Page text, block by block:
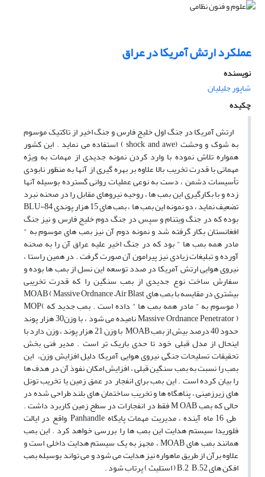
عملکرد ارتش آمریکا در عراق
نویسنده
شاپور جلیلیان
چکیده
ارتش آمریکا در جنگ اول خلیج فارس و جنگ اخیر از تاکتیک موسوم
به شوک و وحشت (shock and awe ) استفاده می نماید . این کشور
همواره تلاش نموده با وارد کردن نمونه جدیدی از مهمات به ویژه
مهماتی با قدرت تخریب بالا علاوه بر بهره گیری از آنها به منظور نابودی
تأسیسات دشمن ، دست به نوعی عملیات روانی گسترده بوسیله آنها
زده و با بکارگیری این بمب ها ، روحیه نیروهای مقابل را در صحنه نبرد
تضعیف نماید ، دو نمونه این بمب ها ، بمب های 15 هزار پوندی BLU-84
بوده که در جنگ ویتنام و سپس در جنگ دوم خلیج فارس و نیز جنگ
افغانستان بکار گرفته شد و نمونه دوم آن نیز بمب های موسوم به "
مادر همه بمب ها " بود که در جنگ اخیر علیه عراق آن را به صحنه
آورده و تبلیغات زیادی نیز پیرامون آن صورت گرفت . در همین راستا ،
نیروی هوایی ارتش آمریکا در صدد توسعه این نسل از بمب ها بوده و
سفارش ساخت نوع جدیدی از بمب سنگین را که قدرت تخریبی
بیشتری در مقایسه با بمب های MOAB ( Massive Ordnance –Air Blast
) موسوم به " مادر همه بمب ها " داده است . بمب جدید که MOP(
Massive Ordnance Penetrator ) نامیده می شود ، با وزن30 هزار پوند
حدود 40 درصد بیش از بمب MOAB با وزن 21 هزار پوند ، وزن دارد با
اینحال از مدل قبلی خود تا حدی باریک تر است . مدیر فنی بخش
تحقیقات تسلیحات جنگی نیروی هوایی آمریکا دلیل افزایش وزن، این
بمب را نسبت به بمب سنگین قبلی ، افزایش امکان نفوذ آن در هدف ها
را بیان کرده است . این بمب برای انفجار در عمق زمین یا تخریب تونل
های زیرزمینی ، پناهگاه ها و تخریب ساختمان های بلند طراحی شده در
حالی که بمب M OAB فقط در انفجارات در سطح زمین کاربرد داشت .
طی 16 ماه آینده ، مدیریت مهمات پایگاه Panhandle واقع در ایالت
فلوریدا سیستم هدایت این بمب ها را بررسی خواهد کرد . این بمب
همانند بمب های MOAB ، مجهز به یک سیستم هدایت داخلی است و
علاوه برآن از طریق ماهواره نیز هدایت می شود و می تواند بوسیله بمب
افکن های B.2 , B.52 ( استلیث ) پرتاب شود .